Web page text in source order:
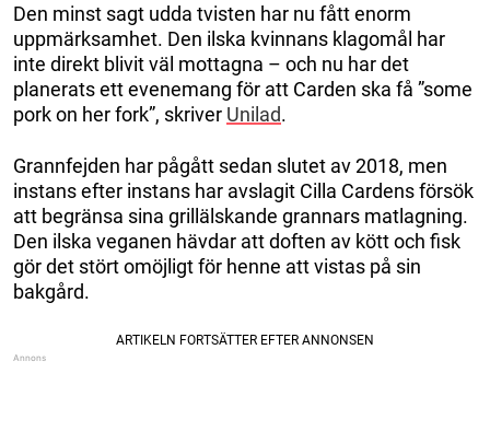
Den minst sagt udda tvisten har nu fått enorm
uppmärksamhet. Den ilska kvinnans klagomål har
inte direkt blivit väl mottagna – och nu har det
planerats ett evenemang för att Carden ska få ”some
pork on her fork”, skriver Unilad.
Grannfejden har pågått sedan slutet av 2018, men
instans efter instans har avslagit Cilla Cardens försök
att begränsa sina grillälskande grannars matlagning.
Den ilska veganen hävdar att doften av kött och fisk
gör det stört omöjligt för henne att vistas på sin
bakgård.